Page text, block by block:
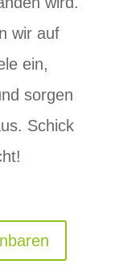
wir auf
ein,
sorgen
Schick